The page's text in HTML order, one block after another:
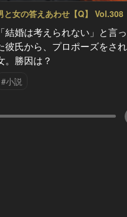
と女の答えあわせ【Q】 Vol.308
「結婚は考えられない」と言
彼氏から、プロポーズをさ
。勝因は？
#小説